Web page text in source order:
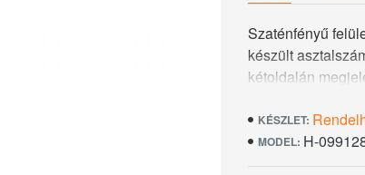
Szaténfényű
készült
kétoldalán
mosogatógépben
KÉSZLET:
MODEL: H-